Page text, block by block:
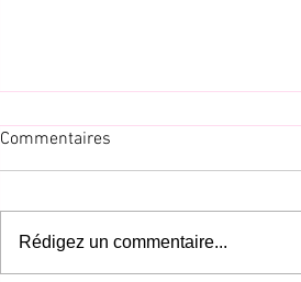
Commentaires
Rédigez un commentaire...